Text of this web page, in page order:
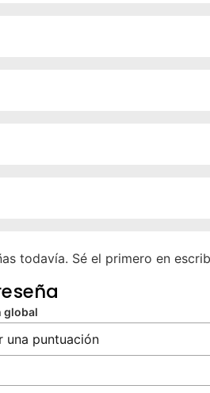
todavía. Sé el primero en
global